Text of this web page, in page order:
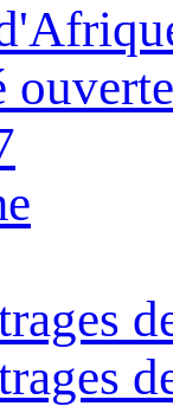
ouverte